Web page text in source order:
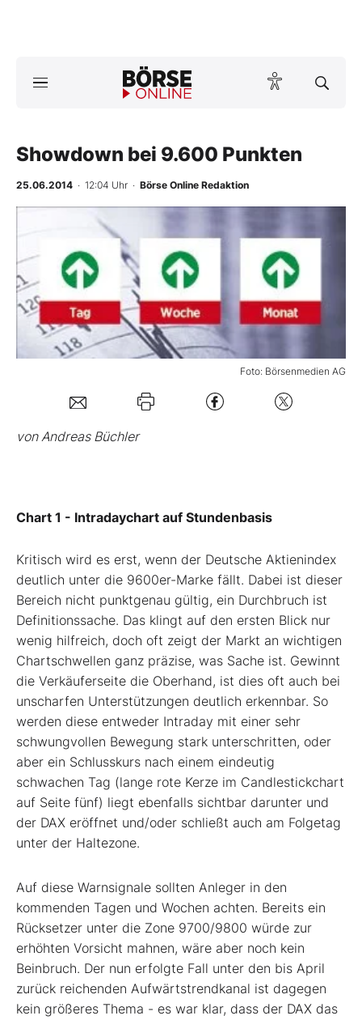
Anlageprodukte
Finanz-Check
Abo & Shop
BO-Musterdepots
Experten
Mein B:O
Mein Konto
Kontakt
Showdown bei 9.600 Punkten
25.06.2014 · 12:04 Uhr · Börse Online Redaktion
Foto: Börsenmedien AG
von Andreas Büchler
Chart 1 - Intradaychart auf Stundenbasis
Kritisch wird es erst, wenn der Deutsche Aktienindex
deutlich unter die 9600er-Marke fällt. Dabei ist dieser
Bereich nicht punktgenau gültig, ein Durchbruch ist
Definitionssache. Das klingt auf den ersten Blick nur
wenig hilfreich, doch oft zeigt der Markt an wichtigen
Chartschwellen ganz präzise, was Sache ist. Gewinnt
die Verkäuferseite die Oberhand, ist dies oft auch bei
unscharfen Unterstützungen deutlich erkennbar. So
werden diese entweder Intraday mit einer sehr
schwungvollen Bewegung stark unterschritten, oder
aber ein Schlusskurs nach einem eindeutig
schwachen Tag (lange rote Kerze im Candlestickchart
auf Seite fünf) liegt ebenfalls sichtbar darunter und
der DAX eröffnet und/oder schließt auch am Folgetag
unter der Haltezone.
Auf diese Warnsignale sollten Anleger in den
kommenden Tagen und Wochen achten. Bereits ein
Rücksetzer unter die Zone 9700/9800 würde zur
erhöhten Vorsicht mahnen, wäre aber noch kein
Beinbruch. Der nun erfolgte Fall unter den bis April
zurück reichenden Aufwärtstrendkanal ist dagegen
kein größeres Thema - es war klar, dass der DAX das